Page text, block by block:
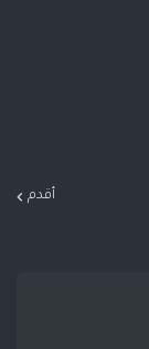
أقدم